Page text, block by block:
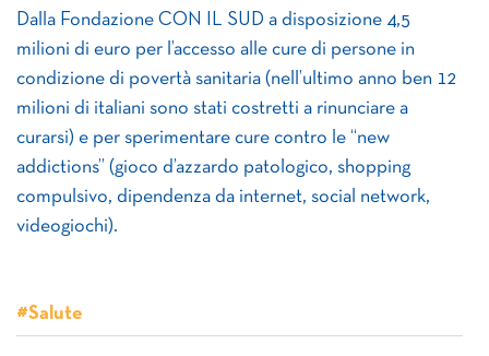
Dalla Fondazione CON IL SUD a disposizione 4,5
milioni di euro per l’accesso alle cure di persone in
condizione di povertà sanitaria (nell’ultimo anno ben 12
milioni di italiani sono stati costretti a rinunciare a
curarsi) e per sperimentare cure contro le “new
addictions” (gioco d’azzardo patologico, shopping
compulsivo, dipendenza da internet, social network,
videogiochi).
#Salute